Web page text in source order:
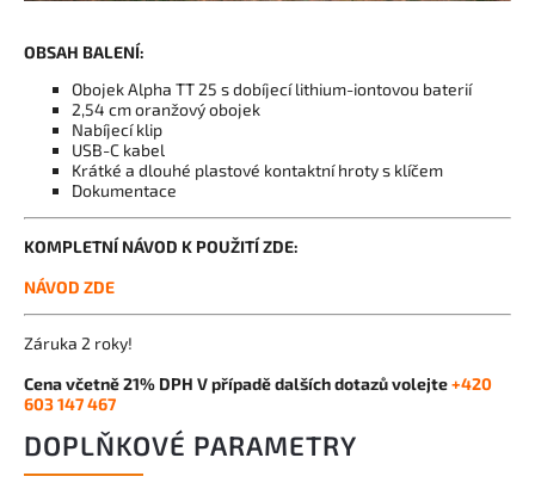
OBSAH BALENÍ:
Obojek Alpha TT 25 s dobíjecí lithium-iontovou baterií
2,54 cm oranžový obojek
Nabíjecí klip
USB-C kabel
Krátké a dlouhé plastové kontaktní hroty s klíčem
Dokumentace
KOMPLETNÍ NÁVOD K POUŽITÍ ZDE:
NÁVOD ZDE
Záruka 2 roky!
Cena včetně 21% DPH V případě dalších dotazů volejte+420
603 147 467
DOPLŇKOVÉ PARAMETRY